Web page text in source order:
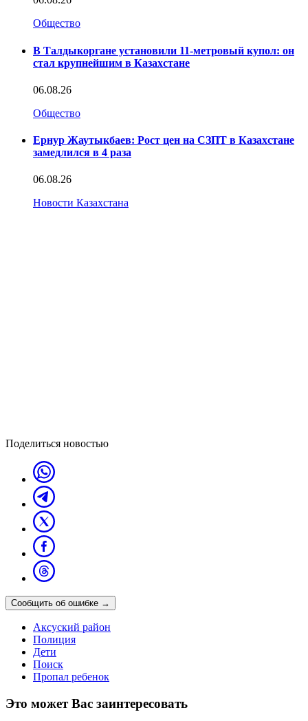
Общество
В Талдыкоргане установили 11-метровый купол: он
стал крупнейшим в Казахстане
06.08.26
Общество
Ернур Жаутыкбаев: Рост цен на СЗПТ в Казахстане
замедлился в 4 раза
06.08.26
Новости Казахстана
Поделиться новостью
Сообщить об ошибке →
Аксуский район
Полиция
Дети
Поиск
Пропал ребенок
Это может Вас заинтересовать